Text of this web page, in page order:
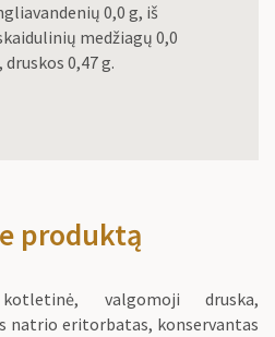
0,0 g, iš
medžiagų 0,0
0,47 g.
produktą
valgomoji druska,
natrio eritorbatas, konservantas